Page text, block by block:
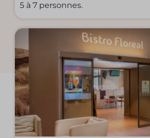
5 à 7 personnes.